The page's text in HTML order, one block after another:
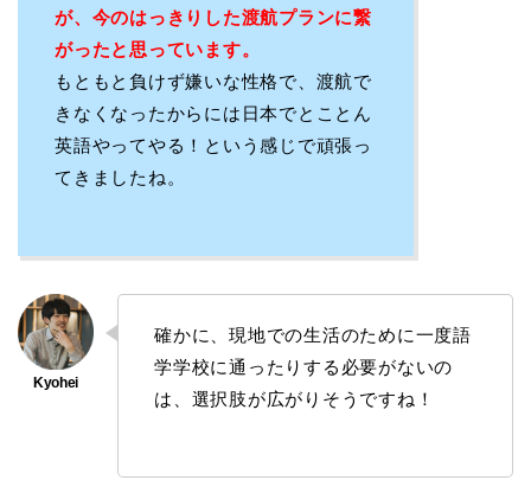
が、今のはっきりした渡航プランに繋
がったと思っています。
もともと負けず嫌いな性格で、渡航で
きなくなったからには日本でとことん
英語やってやる！という感じで頑張っ
てきましたね。
確かに、現地での生活のために一度語
学学校に通ったりする必要がないの
は、選択肢が広がりそうですね！